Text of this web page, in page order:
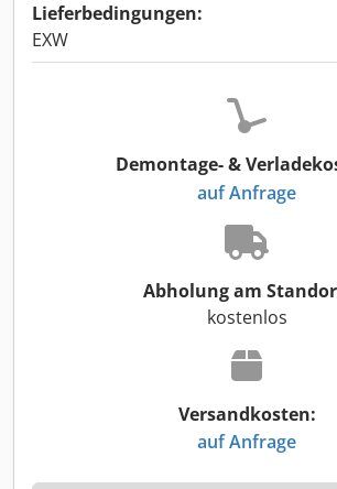
Lieferbedingungen:
EXW
Demontage- &
auf Anfrage
Abholung am
kostenlos
Versandkosten:
auf Anfrage